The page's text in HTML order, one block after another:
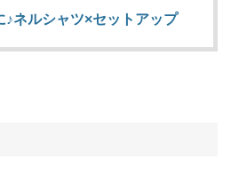
ネルシャツ×セットアップ